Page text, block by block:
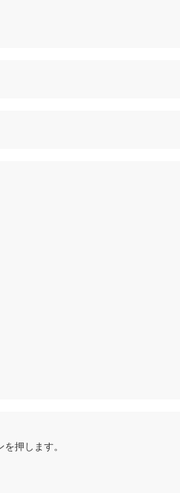
押します。